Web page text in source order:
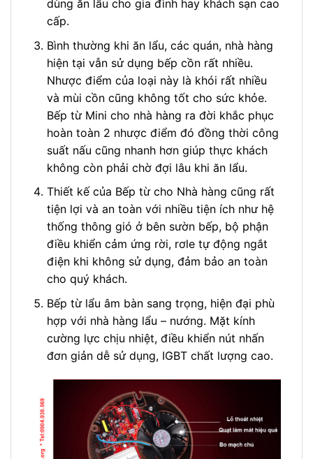
dùng ăn lẩu cho gia đình hay khách sạn cao
cấp.
Bình thường khi ăn lẩu, các quán, nhà hàng
hiện tại vẫn sử dụng bếp cồn rất nhiều.
Nhược điểm của loại này là khói rất nhiều
và mùi cồn cũng không tốt cho sức khỏe.
Bếp từ Mini cho nhà hàng ra đời khắc phục
hoàn toàn 2 nhược điểm đó đồng thời công
suất nấu cũng nhanh hơn giúp thực khách
không còn phải chờ đợi lâu khi ăn lẩu.
Thiết kế của Bếp từ cho Nhà hàng cũng rất
tiện lợi và an toàn với nhiều tiện ích như hệ
thống thông gió ở bên sườn bếp, bộ phận
điều khiển cảm ứng rời, rơle tự động ngắt
điện khi không sử dụng, đảm bảo an toàn
cho quý khách.
Bếp từ lẩu âm bàn sang trọng, hiện đại phù
hợp với nhà hàng lẩu – nướng. Mặt kính
cường lực chịu nhiệt, điều khiển nút nhấn
đơn giản dễ sử dụng, IGBT chất lượng cao.